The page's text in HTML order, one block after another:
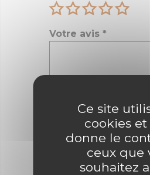
Votre avis *
Ce site
cookies et
donne le
ceux que
souhaitez